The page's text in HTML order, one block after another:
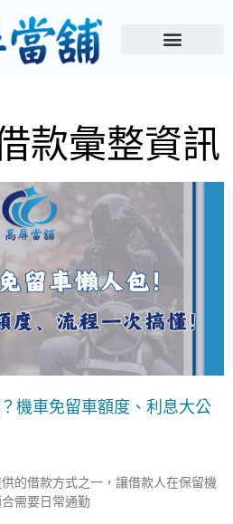
款彙整資訊
機車免留車額度、利息大公
的借款方式之一，讓借款人在保留機
需要日常通勤